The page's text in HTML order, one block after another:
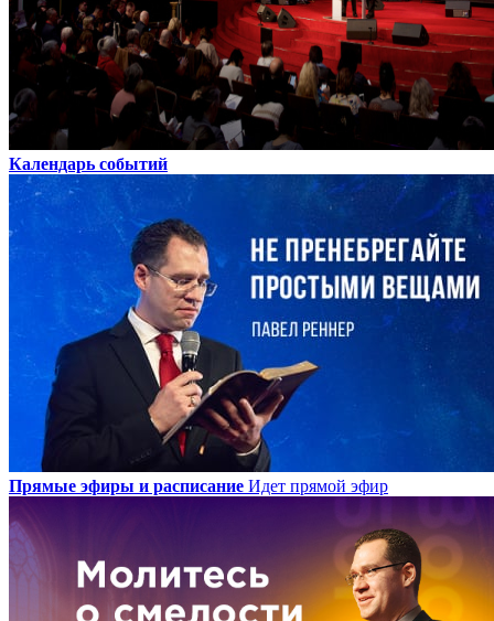
Календарь событий
Прямые эфиры и расписание Идет прямой эфир